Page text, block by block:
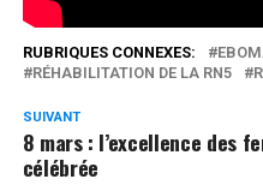
RUBRIQUES CONNEXES:
RÉHABILITATION DE LA RN5
SUIVANT
8 mars : l’excellence des
célébrée